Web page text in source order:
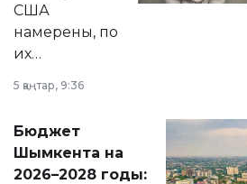
США
намерены, по
их
принести
народу
Венесуэлы.
5 қаңтар, 9:36
Бюджет
Шымкента на
2026–2028 годы: